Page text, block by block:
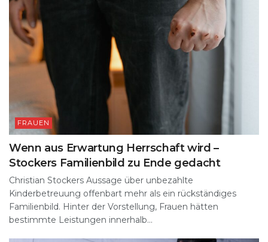
FRAUEN
Wenn aus Erwartung Herrschaft wird –
Stockers Familienbild zu Ende gedacht
Christian Stockers Aussage über unbezahlte
Kinderbetreuung offenbart mehr als ein rückständiges
Familienbild. Hinter der Vorstellung, Frauen hätten
bestimmte Leistungen innerhalb...